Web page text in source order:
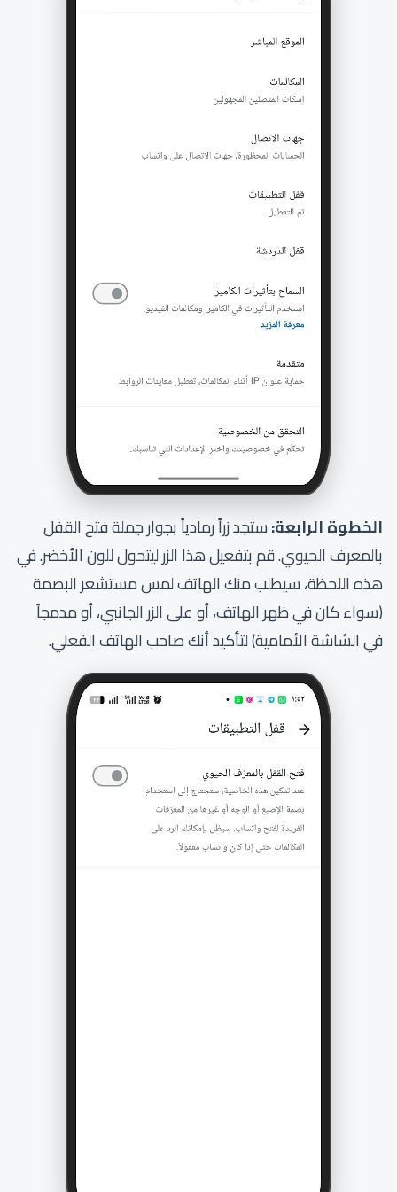
الخطوة الرابعة:ستجد زراً رمادياً بجوار جملة فتح القفل
بالمعرف الحيوي. قم بتفعيل هذا الزر ليتحول للون الأخضر. في
هذه اللحظة، سيطلب منك الهاتف لمس مستشعر البصمة
(سواء كان في ظهر الهاتف، أو على الزر الجانبي، أو مدمجاً
في الشاشة الأمامية) لتأكيد أنك صاحب الهاتف الفعلي.